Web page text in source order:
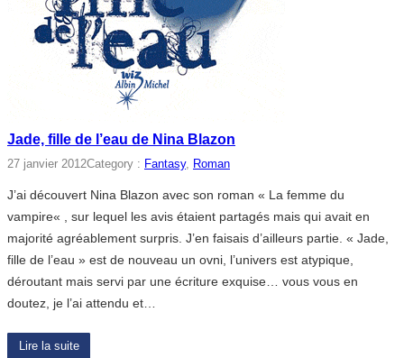
Jade, fille de l’eau de Nina Blazon
27 janvier 2012Category : Fantasy, Roman
J’ai découvert Nina Blazon avec son roman « La femme du
vampire« , sur lequel les avis étaient partagés mais qui avait en
majorité agréablement surpris. J’en faisais d’ailleurs partie. « Jade,
fille de l’eau » est de nouveau un ovni, l’univers est atypique,
déroutant mais servi par une écriture exquise… vous vous en
doutez, je l’ai attendu et…
Lire la suite